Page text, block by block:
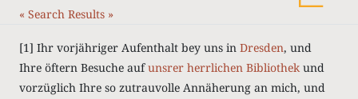
« Search Results »
[1] Ihr vorjähriger Aufenthalt bey uns in Dresden, und
Ihre öftern Besuche aufunsrer herrlichen Bibliothek und
vorzüglich Ihre so zutrauvolle Annäherung an mich, und